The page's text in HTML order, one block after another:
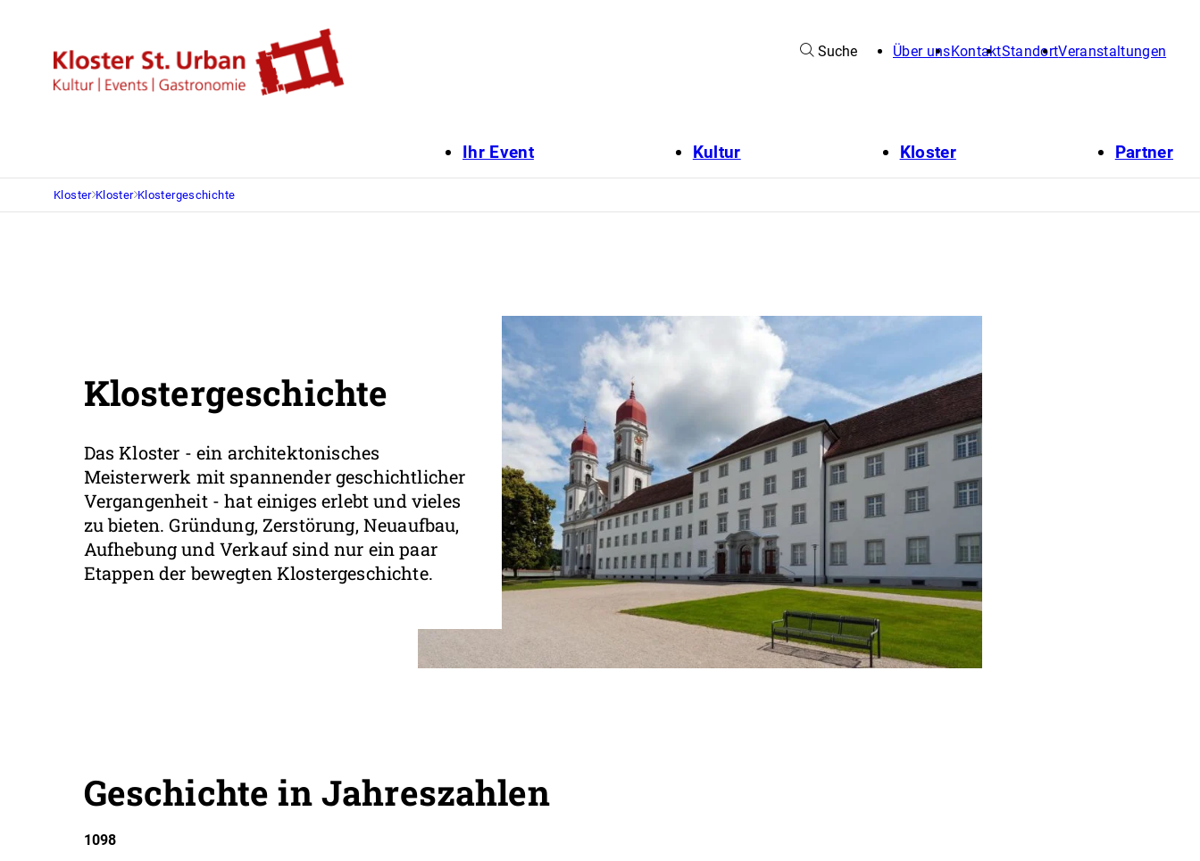
Suche Über unsKontaktStandortVeranstaltungen
Ihr Event Kultur Kloster Partner
Kloster Kloster Klostergeschichte
Klostergeschichte
Das Kloster - ein architektonisches
Meisterwerk mit spannender geschichtlicher
Vergangenheit - hat einiges erlebt und vieles
zu bieten. Gründung, Zerstörung, Neuaufbau,
Aufhebung und Verkauf sind nur ein paar
Etappen der bewegten Klostergeschichte.
Geschichte in Jahreszahlen
1098